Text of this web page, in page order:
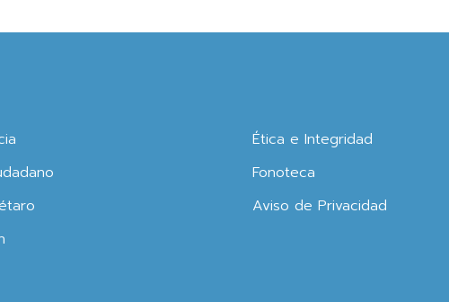
Ética e Integridad
Fonoteca
Aviso de Privacidad